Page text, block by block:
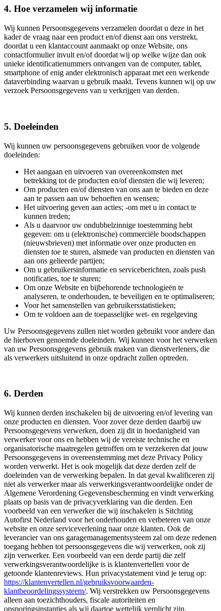
4. Hoe verzamelen wij informatie
Wij kunnen Persoonsgegevens verzamelen doordat u deze in het
kader de vraag naar een product en/of dienst aan ons verstrekt,
doordat u een klantaccount aanmaakt op onze Website, ons
contactformulier invult en/of doordat wij op welke wijze dan ook
unieke identificatienummers ontvangen van de computer, tablet,
smartphone of enig ander elektronisch apparaat met een werkende
dataverbinding waarvan u gebruik maakt. Tevens kunnen wij op uw
verzoek Persoonsgegevens van u verkrijgen van derden.
5. Doeleinden
Wij kunnen uw persoonsgegevens gebruiken voor de volgende
doeleinden:
Het aangaan en uitvoeren van overeenkomsten met
betrekking tot de producten en/of diensten die wij leveren;
Om producten en/of diensten van ons aan te bieden en deze
aan te passen aan uw behoeften en wensen;
Het uitvoering geven aan acties; -om met u in contact te
kunnen treden;
Als u daarvoor uw ondubbelzinnige toestemming hebt
gegeven: om u (elektronische) commerciële boodschappen
(nieuwsbrieven) met informatie over onze producten en
diensten toe te sturen, alsmede van producten en diensten van
aan ons gelieerde partijen;
Om u gebruikersinformatie en serviceberichten, zoals push
notificaties, toe te sturen;
Om onze Website en bijbehorende technologieën te
analyseren, te onderhouden, te beveiligen en te optimaliseren;
Voor het samenstellen van gebruikersstatistieken;
Om te voldoen aan de toepasselijke wet- en regelgeving
Uw Persoonsgegevens zullen niet worden gebruikt voor andere dan
de hierboven genoemde doeleinden. Wij kunnen voor het verwerken
van uw Persoonsgegevens gebruik maken van dienstverleners, die
als verwerkers uitsluitend in onze opdracht zullen optreden.
6. Derden
Wij kunnen derden inschakelen bij de uitvoering en/of levering van
onze producten en diensten. Voor zover deze derden daarbij uw
Persoonsgegevens verwerken, doen zij dit in hoedanigheid van
verwerker voor ons en hebben wij de vereiste technische en
organisatorische maatregelen getroffen om te verzekeren dat jouw
Persoonsgegevens in overeenstemming met deze Privacy Policy
worden verwerkt. Het is ook mogelijk dat deze derden zelf de
doeleinden van de verwerking bepalen. In dat geval kwalificeren zij
niet als verwerker maar als verwerkingsverantwoordelijke onder de
Algemene Verordening Gegevensbescherming en vindt verwerking
plaats op basis van de privacyverklaring van die derden. Een
voorbeeld van een verwerker die wij inschakelen is Sitchting
Autofirst Nederland voor het onderhouden en verbeteren van onze
website en onze serviceverlening naar onze klanten. Ook de
leverancier van ons garagemanagementsysteem zal om deze redenen
toegang hebben tot persoonsgegevens die wij verwerken, ook zij
zijn verwerker. Een voorbeeld van een derde partij die zelf
verwerkingsverantwoordelijke is is klantenvertellen voor de
getoonde klantenreviews. Hun privacystatement vind je terug op:
https://klantenvertellen.nl/gebruiksvoorwaarden-
klantbeoordelingssysteem/. Wij verstrekken uw Persoonsgegevens
alleen aan toezichthouders, fiscale autoriteiten en
opsporingsinstanties als wij daartoe wettelijk verplicht zijn.